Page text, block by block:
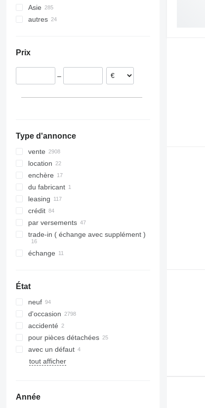
Pologne
Allemagne
Roumanie
Croatie
Asie
Chine
autres
Prix
–
Type d'annonce
vente
location
enchère
du fabricant
leasing
crédit
par versements
trade-in ( échange avec supplément )
échange
État
neuf
d'occasion
accidenté
pour pièces détachées
avec un défaut
tout afficher
Année